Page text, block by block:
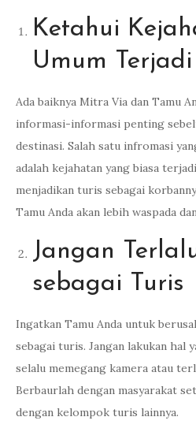
Ketahui
Umum Terjadi
Ada baiknya Mitra Via dan Tamu
informasi-informasi penting
destinasi. Salah satu infromasi
adalah kejahatan yang biasa
menjadikan turis sebagai
Tamu Anda akan lebih waspada
Jangan
sebagai Turis
Ingatkan Tamu Anda untuk
sebagai turis. Jangan lakukan hal
selalu memegang kamera atau
Berbaurlah dengan masyarakat
dengan kelompok turis lainnya.